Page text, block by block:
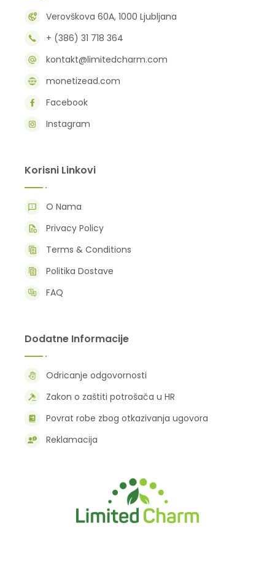
Verovškova 60A, 1000 Ljubljana
+ (386) 31 718 364
kontakt@limitedcharm.com
monetizead.com
Facebook
Instagram
Korisni Linkovi
O Nama
Privacy Policy
Terms & Conditions
Politika Dostave
FAQ
Dodatne Informacije
Odricanje odgovornosti
Zakon o zaštiti potrošača u HR
Povrat robe zbog otkazivanja ugovora
Reklamacija